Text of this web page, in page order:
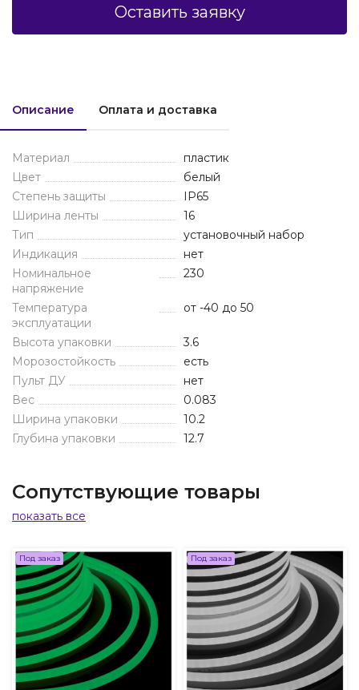
Оставить заявку
Описание Оплата и доставка
Материал
пластик
Цвет
белый
Степень защиты
IP65
Ширина ленты
16
Тип
установочный набор
Индикация
нет
Номинальное
напряжение
230
Температура
эксплуатации
от -40 до 50
Высота упаковки
3.6
Морозостойкость
есть
Пульт ДУ
нет
Вес
0.083
Ширина упаковки
10.2
Глубина упаковки
12.7
Сопутствующие товары
показать все
Под заказ Под заказ